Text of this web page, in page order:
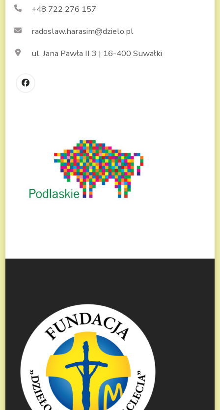
+48 722 276 157
radoslaw.harasim@dzielo.pl
ul. Jana Pawła II 3 | 16-400 Suwałki